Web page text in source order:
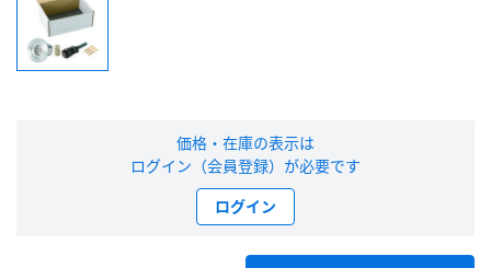
価格・在庫の表示は
ログイン（会員登録）が必要です
ログイン
があります。また当社の判断によりお断りする場合があります。
ログイン
お問い合わせページ